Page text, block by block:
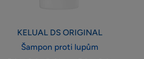
KELUAL DSORIGINAL
Šampon proti lupům